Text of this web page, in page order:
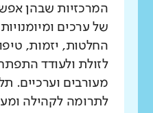
המרכזיות שבהן
של ערכים
החלטות, יזמות,
לזולת ולעודד
מעורבים וערכיים.
לתרומה לקהילה